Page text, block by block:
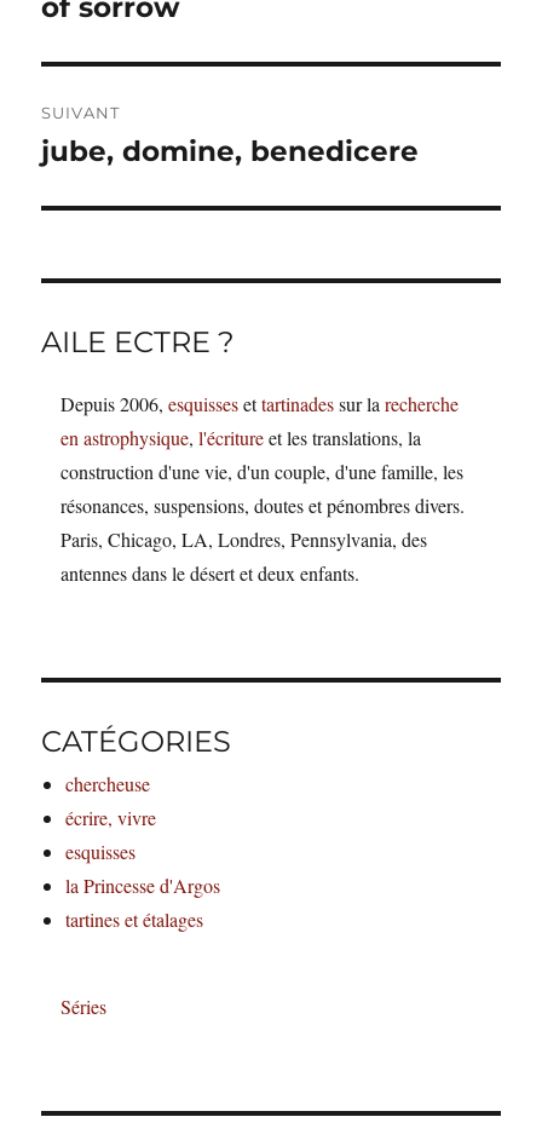
l’article
SUIVANT
Publication
jube, domine, benedicere
AILE ECTRE ?
Depuis 2006,esquissesettartinadessur larecherche
en astrophysique,l'écritureet les translations, la
construction d'une vie, d'un couple, d'une famille, les
résonances, suspensions, doutes et pénombres divers.
Paris, Chicago, LA, Londres, Pennsylvania, des
antennes dans le désert et deux enfants.
CATÉGORIES
chercheuse
écrire, vivre
esquisses
la Princesse d'Argos
tartines et étalages
Séries